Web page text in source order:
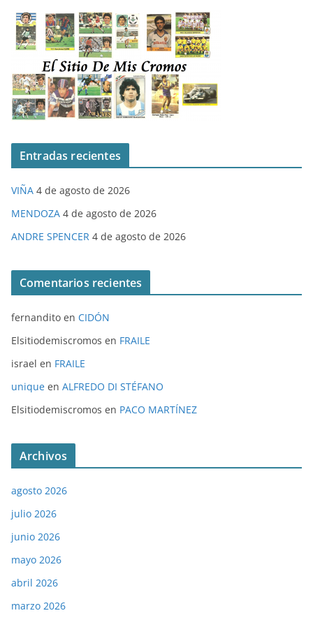
Entradas recientes
VIÑA 4 de agosto de 2026
MENDOZA 4 de agosto de 2026
ANDRE SPENCER 4 de agosto de 2026
Comentarios recientes
fernandito en CIDÓN
Elsitiodemiscromos en FRAILE
israel en FRAILE
unique en ALFREDO DI STÉFANO
Elsitiodemiscromos en PACO MARTÍNEZ
Archivos
agosto 2026
julio 2026
junio 2026
mayo 2026
abril 2026
marzo 2026